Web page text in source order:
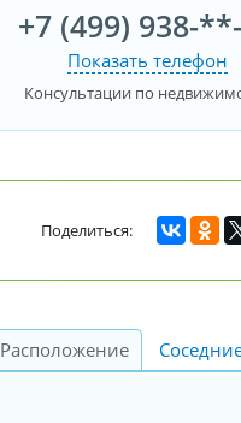
+7 (499) 938-
Показать телефон
Консультации по
Расположение